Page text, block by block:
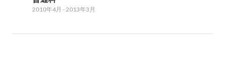
2010年4月 -2013年3月